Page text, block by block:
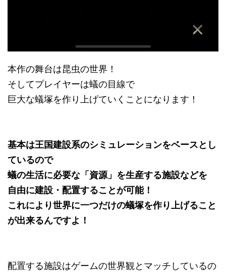
本作の舞台は昆虫の世界！
そしてプレイヤーは蟻の目線で
巨大な蟻塚を作り上げていくことになります！
基本は王国建設系のシミュレーションをベースとし
ているので
蟻の生活に必要な「資源」を生産する施設などを
自由に建設・配置することが可能！
これにより世界に一つだけの蟻塚を作り上げること
が出来るんですよ！
配置する施設はゲームの世界観とマッチしているの